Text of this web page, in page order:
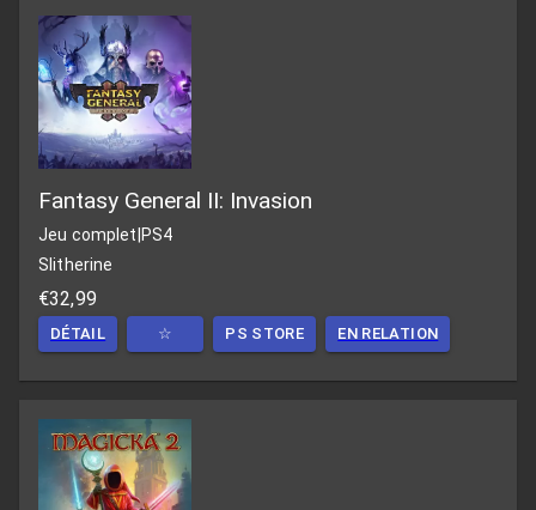
Fantasy General II: Invasion
Jeu complet PS4
Slitherine
€32,99
DÉTAIL ☆ PS STORE EN RELATION